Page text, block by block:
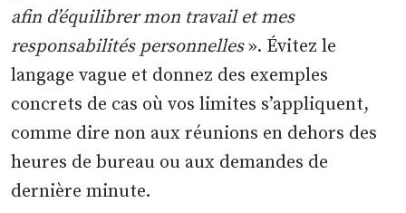
afin d’équilibrer mon travail et mes
responsabilités personnelles». Évitez le
langage vague et donnez des exemples
concrets de cas où vos limites s’appliquent,
comme dire non aux réunions en dehors des
heures de bureau ou aux demandes de
dernière minute.